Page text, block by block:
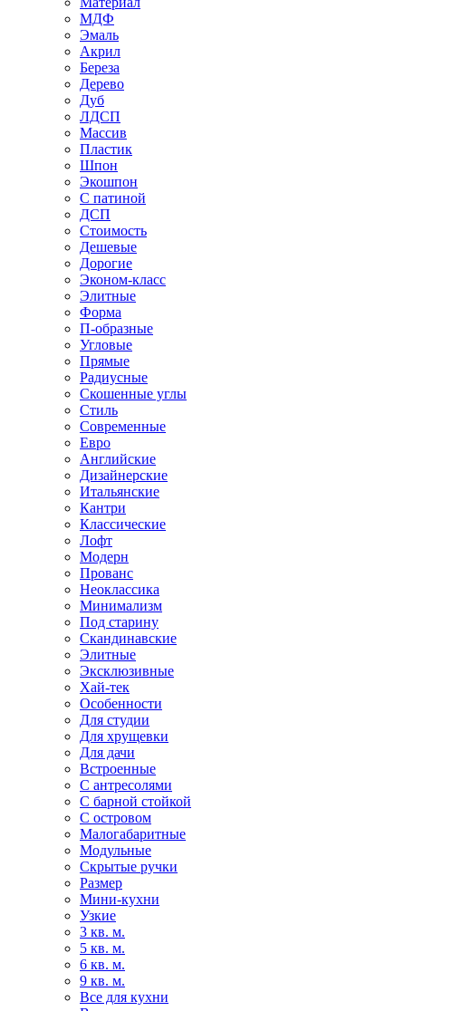
МДФ
Эмаль
Акрил
Береза
Дерево
Дуб
ЛДСП
Массив
Пластик
Шпон
Экошпон
С патиной
ДСП
Стоимость
Дешевые
Дорогие
Эконом-класс
Элитные
Форма
П-образные
Угловые
Прямые
Радиусные
Скошенные углы
Стиль
Современные
Евро
Английские
Дизайнерские
Итальянские
Кантри
Классические
Лофт
Модерн
Прованс
Неоклассика
Минимализм
Под старину
Скандинавские
Элитные
Эксклюзивные
Хай-тек
Особенности
Для студии
Для хрущевки
Для дачи
Встроенные
С антресолями
С барной стойкой
С островом
Малогабаритные
Модульные
Скрытые ручки
Размер
Мини-кухни
Узкие
3 кв. м.
5 кв. м.
6 кв. м.
9 кв. м.
Все для кухни